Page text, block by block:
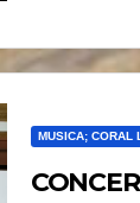
MUSICA; CORAL